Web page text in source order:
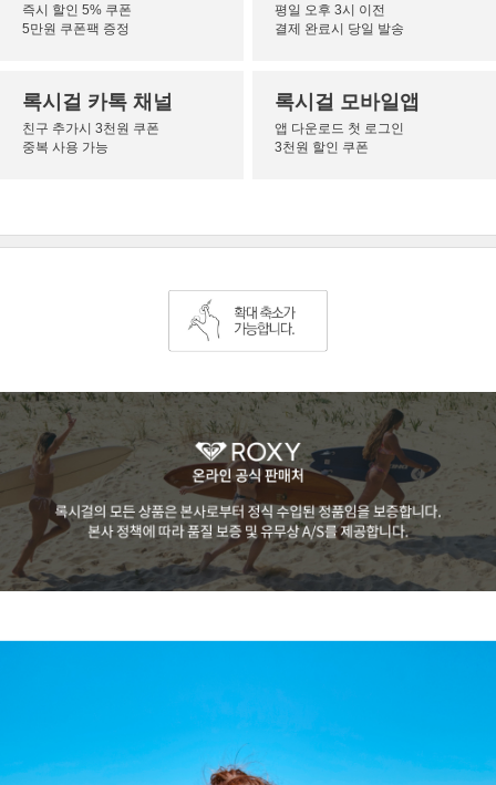
즉시 할인 5% 쿠폰
5만원 쿠폰팩 증정
평일 오후 3시 이전
결제 완료시 당일 발송
록시걸 카톡 채널
친구 추가시 3천원 쿠폰
중복 사용 가능
록시걸 모바일앱
앱 다운로드 첫 로그인
3천원 할인 쿠폰